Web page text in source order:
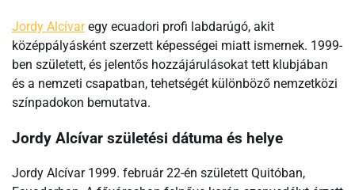
Jordy Alcívaregy ecuadori profi labdarúgó, akit
középpályásként szerzett képességei miatt ismernek. 1999-
ben született, és jelentős hozzájárulásokat tett klubjában
és a nemzeti csapatban, tehetségét különböző nemzetközi
színpadokon bemutatva.
Jordy Alcívar születési dátuma és helye
Jordy Alcívar 1999. február 22-én született Quitóban,